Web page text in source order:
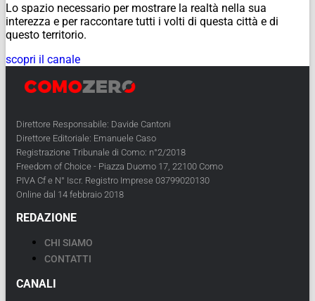
Lo spazio necessario per mostrare la realtà nella sua
interezza e per raccontare tutti i volti di questa città e di
questo territorio.
scopri il canale
Direttore Responsabile: Davide Cantoni
Direttore Editoriale: Emanuele Caso
Registrazione Tribunale di Como: n°2/2018
Freedom of Choice - Piazza Duomo 17, 22100 Como
PIVA Cf e N° Iscr. Registro Imprese 03799020130
Online dal 14 febbraio 2018
REDAZIONE
CHI SIAMO
CONTATTI
CANALI